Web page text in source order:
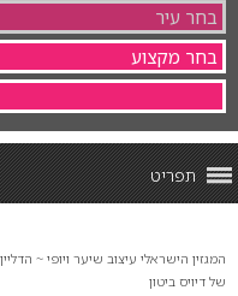
תפריט
המגזין הישראלי עיצוב שיער ויופי ~ הדליין
של דיויס ביטון